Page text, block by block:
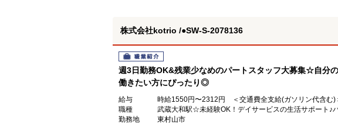
株式会社kotrio /●SW-S-2078136
職業紹介
週3日勤務OK&残業少なめのパートスタッフ大募集☆自分
働きたい方にぴったり◎
給与
時給1550円〜2312円 ＜交通費全支給(ガソリン代含む)
職種
武蔵大和駅☆未経験OK！デイサービスの生活サポート♪
勤務地
東村山市